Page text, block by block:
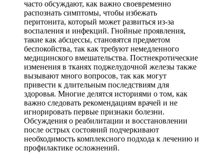
часто обсуждают, как важно своевременно
распознать симптомы, чтобы избежать
перитонита, который может развиться из-за
воспаления и инфекций. Гнойные проявления,
такие как абсцессы, становятся предметом
беспокойства, так как требуют немедленного
медицинского вмешательства. Постнекротические
изменения в тканях поджелудочной железы также
вызывают много вопросов, так как могут
привести к длительным последствиям для
здоровья. Многие делятся историями о том, как
важно следовать рекомендациям врачей и не
игнорировать первые признаки болезни.
Обсуждения о реабилитации и восстановлении
после острых состояний подчеркивают
необходимость комплексного подхода к лечению и
профилактике осложнений.